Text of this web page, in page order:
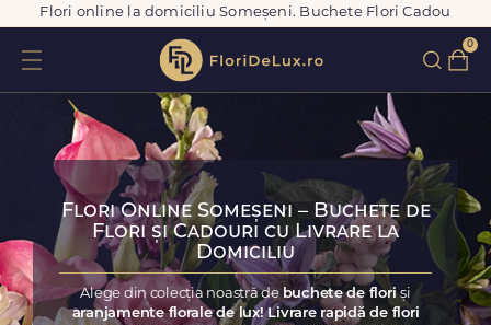
Flori online la domiciliu Someșeni. Buchete Flori Cadou
0
Flori Online Someșeni – Buchete de
Flori și Cadouri cu Livrare la
Domiciliu
Alege din colecția noastră de buchete de floriși
aranjamente florale de lux! Livrare rapidă de flori